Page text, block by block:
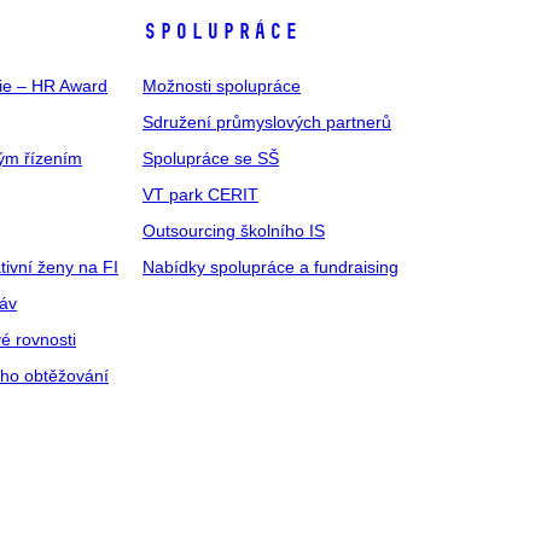
– HR Award
řízením
ženy na FI
rovnosti
obtěžování
SPOLUPRÁCE
Možnosti spolupráce
Sdružení průmyslových partnerů
Spolupráce se SŠ
VT park CERIT
Outsourcing školního IS
Nabídky spolupráce a fundraising